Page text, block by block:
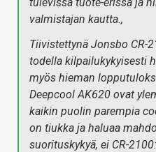
valmistajan kautta.,
Tiivistettynä Jonsbo CR-
todella kilpailukykyisesti
myös hieman
Deepcool AK620 ovat
kaikin puolin parempia
on tiukka ja haluaa
suorituskykyä, ei CR-